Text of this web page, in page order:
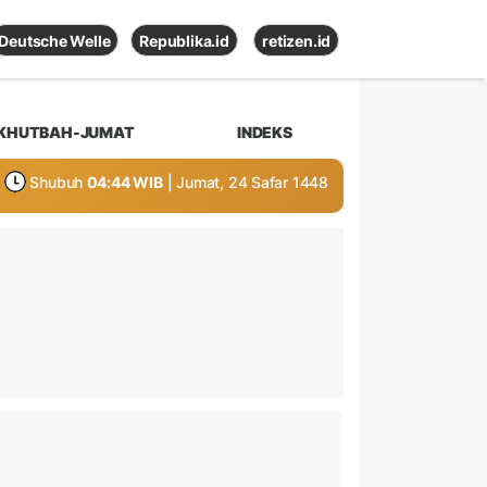
Deutsche Welle Republika.id retizen.id
JUMAT INDEKS
Shubuh 04:44 WIB | Jumat, 24 Safar 1448